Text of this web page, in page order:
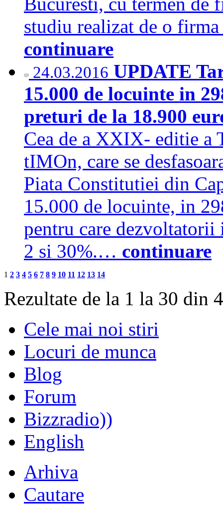
studiu realizat de o
continuare
24.03.2016 UPDATE
15.000 de locuinte in
preturi de la 18.900
Cea de a XXIX- editie
tIMOn, care se
Piata Constitutiei din
15.000 de locuinte, in
pentru care
2 si 30%.… continuare
1 2 3 4 5 6 7 8 9 10 11 12 13 14
Rezultate de la 1 la 30 din
Cele mai noi stiri
Locuri de munca
Blog
Forum
Bizzradio))
English
Arhiva
Cautare